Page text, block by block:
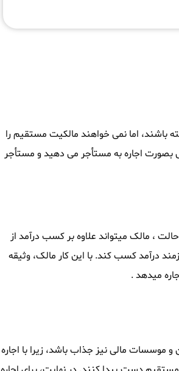
باشند، اما نمی خواهند مالکیت مستقیم را
بصورت اجاره به مستأجر می دهید و مستأجر
، مالک میتواند علاوه بر کسب درآمد از
درآمد کسب کند. با این کار مالک، وثیقه
میدهد .
و موسسات مالی نیز جذاب باشد، زیرا با اجاره